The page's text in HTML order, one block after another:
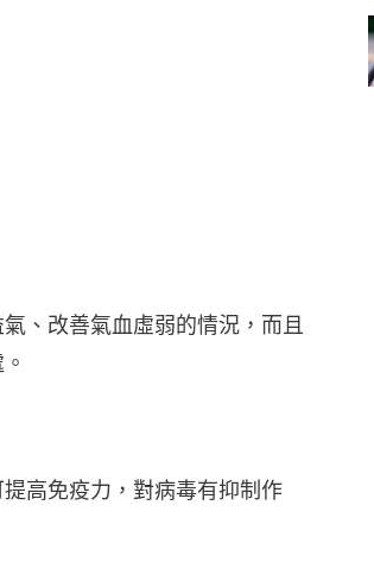
、改善氣血虛弱的情況，而且
高免疫力，對病毒有抑制作